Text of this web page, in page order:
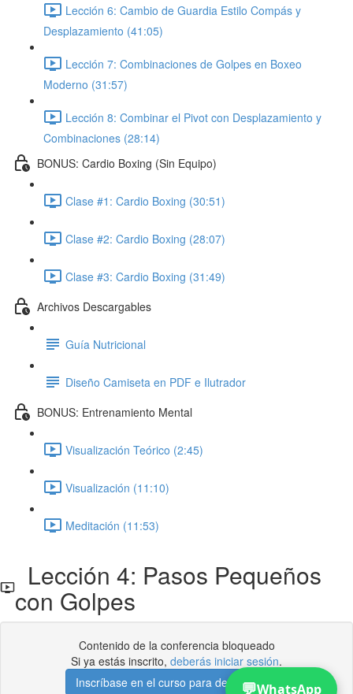
Lección 6: Cambio de Guardia Estilo Compás y
Desplazamiento (41:05)
Lección 7: Combinaciones de Golpes en Boxeo
Moderno (31:57)
Lección 8: Combinar el Pivot con Desplazamiento y
Combinaciones (28:14)
BONUS: Cardio Boxing (Sin Equipo)
Clase #1: Cardio Boxing (30:51)
Clase #2: Cardio Boxing (28:07)
Clase #3: Cardio Boxing (31:49)
Archivos Descargables
Guía Nutricional
Diseño Camiseta en PDF e Ilutrador
BONUS: Entrenamiento Mental
Visualización Teórico (2:45)
Visualización (11:10)
Meditación (11:53)
Lección 4: Pasos Pequeños
con Golpes
Contenido de la conferencia bloqueado
Si ya estás inscrito, deberás iniciar sesión.
Inscríbase en el curso para desbloquear
💬WhatsApp